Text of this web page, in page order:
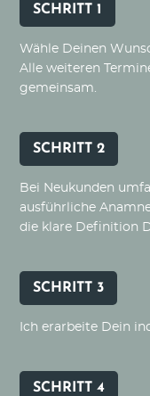
SCHRITT 1
Wähle Deinen
Alle weiteren
gemeinsam.
SCHRITT 2
Bei Neukunden
ausführliche
die klare Definition
SCHRITT 3
Ich erarbeite Dein
SCHRITT 4